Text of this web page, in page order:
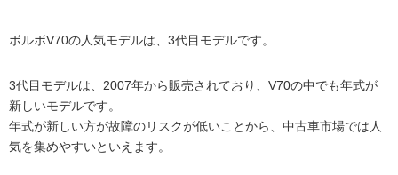
ボルボV70の人気モデルは、3代目モデルです。
3代目モデルは、2007年から販売されており、V70の中でも年式が
新しいモデルです。
年式が新しい方が故障のリスクが低いことから、中古車市場では人
気を集めやすいといえます。